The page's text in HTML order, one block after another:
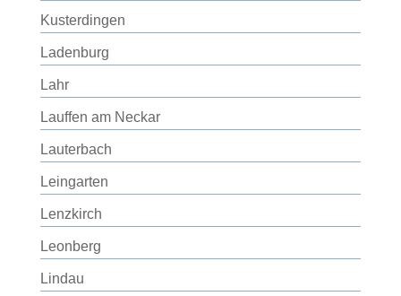
Kusterdingen
Ladenburg
Lahr
Lauffen am Neckar
Lauterbach
Leingarten
Lenzkirch
Leonberg
Lindau